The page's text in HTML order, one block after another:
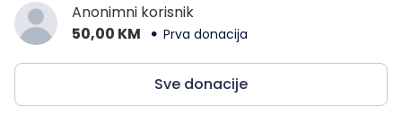
Anonimni korisnik
50,00 KM
Prva donacija
Sve donacije